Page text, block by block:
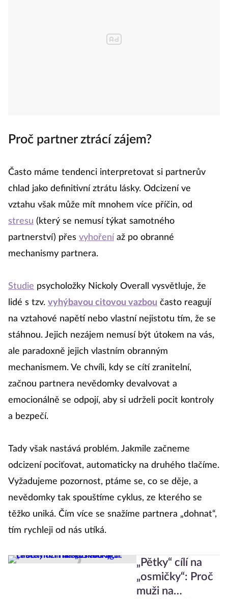
Proč partner ztrácí zájem?
Často máme tendenci interpretovat si partnerův
chlad jako definitivní ztrátu lásky. Odcizení ve
vztahu však může mít mnohem více příčin, od
stresu (který se nemusí týkat samotného
partnerství) přes vyhoření až po obranné
mechanismy partnera.
Studie psycholožky Nickoly Overall vysvětluje, že
lidé s tzv. vyhýbavou citovou vazbou často reagují
na vztahové napětí nebo vlastní nejistotu tím, že se
stáhnou. Jejich nezájem nemusí být útokem na vás,
ale paradoxně jejich vlastním obranným
mechanismem. Ve chvíli, kdy se cítí zranitelní,
začnou partnera nevědomky devalvovat a
emocionálně se odpojí, aby si udrželi pocit kontroly
a bezpečí.
Tady však nastává problém. Jakmile začneme
odcizení pociťovat, automaticky na druhého tlačíme.
Vyžadujeme pozornost, ptáme se, co se děje, a
nevědomky tak spouštíme cyklus, ze kterého se
těžko uniká. Čím více se snažíme partnera „dohnat“,
tím rychleji od nás utíká.
„Pětky“ cílí na
„osmičky“: Proč
muži na